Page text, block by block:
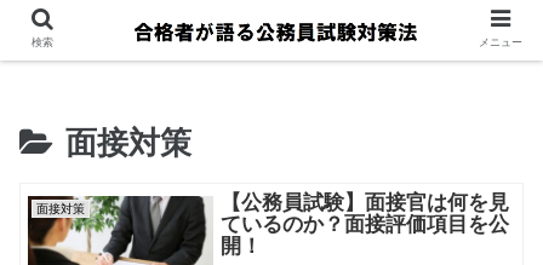
面接対策
面接対策
【公務員試験】面接官は何を見
ているのか？面接評価項目を公
開！
検索 メニュー